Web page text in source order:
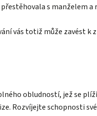
s manželem a
vás totiž může zavést k
obludností, jež se
Rozvíjejte schopnosti